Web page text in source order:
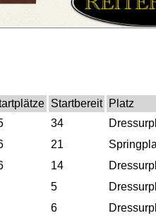
Startbereit Platz
34
21
14
5
6